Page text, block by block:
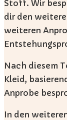
Stoff. Wir
dir den
weiteren
Nach diesem
Kleid,
Anprobe
In den